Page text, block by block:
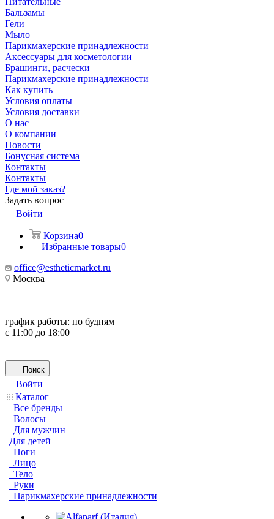
Бальзамы
Гели
Мыло
Парикмахерские принадлежности
Аксессуары для косметологии
Брашинги, расчески
Парикмахерские принадлежности
Как купить
Условия оплаты
Условия доставки
О нас
О компании
Новости
Бонусная система
Контакты
Контакты
Где мой заказ?
Задать вопрос
Войти
Корзина0
Избранные товары0
office@estheticmarket.ru
Москва
график работы: по будням
с 11:00 до 18:00
Поиск
Войти
Каталог
Все бренды
Волосы
Для мужчин
Для детей
Ноги
Лицо
Тело
Руки
Парикмахерские принадлежности